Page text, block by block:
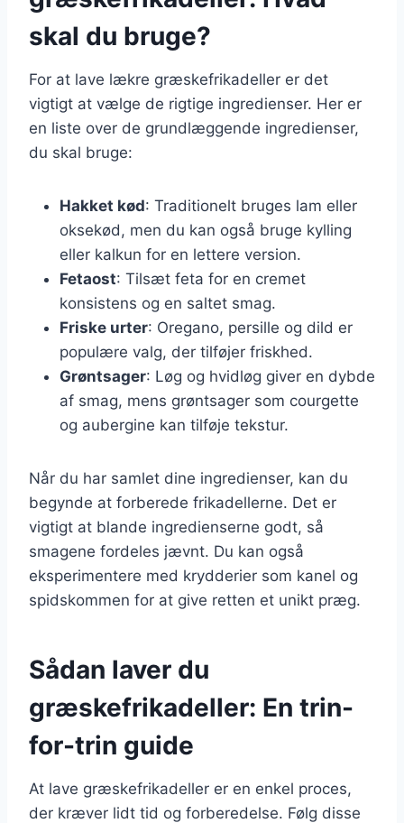
skal du bruge?
For at lave lækre græskefrikadeller er det
vigtigt at vælge de rigtige ingredienser. Her er
en liste over de grundlæggende ingredienser,
du skal bruge:
Hakket kød: Traditionelt bruges lam eller
oksekød, men du kan også bruge kylling
eller kalkun for en lettere version.
Fetaost: Tilsæt feta for en cremet
konsistens og en saltet smag.
Friske urter: Oregano, persille og dild er
populære valg, der tilføjer friskhed.
Grøntsager: Løg og hvidløg giver en dybde
af smag, mens grøntsager som courgette
og aubergine kan tilføje tekstur.
Når du har samlet dine ingredienser, kan du
begynde at forberede frikadellerne. Det er
vigtigt at blande ingredienserne godt, så
smagene fordeles jævnt. Du kan også
eksperimentere med krydderier som kanel og
spidskommen for at give retten et unikt præg.
Sådan laver du
græskefrikadeller: En trin-
for-trin guide
At lave græskefrikadeller er en enkel proces,
der kræver lidt tid og forberedelse. Følg disse